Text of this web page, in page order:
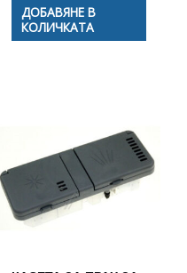
ДОБАВЯНЕ В
КОЛИЧКАТА